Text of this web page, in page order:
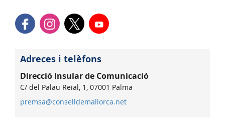
Adreces i telèfons
Direcció Insular de Comunicació
C/ del Palau Reial, 1, 07001 Palma
premsa@conselldemallorca.net